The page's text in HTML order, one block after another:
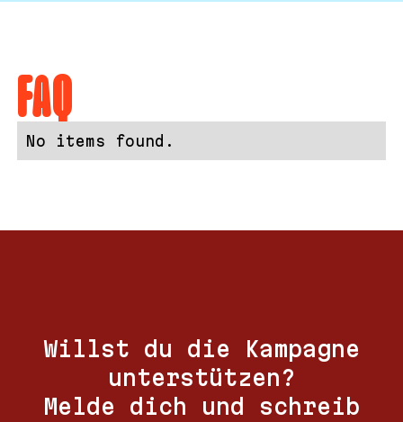
FAQ
No items found.
Willst du die Kampagne
unterstützen?
Melde dich und schreib